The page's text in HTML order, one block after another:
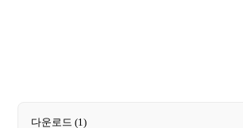
다운로드 (1)